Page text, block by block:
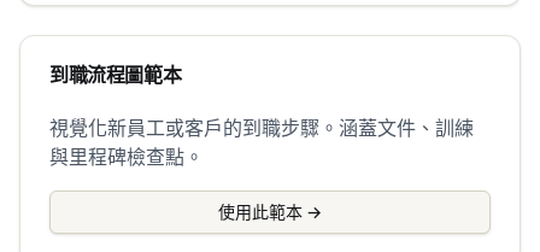
到職流程圖範本
視覺化新員工或客戶的到職步驟。涵蓋文件、訓練
與里程碑檢查點。
使用此範本 →